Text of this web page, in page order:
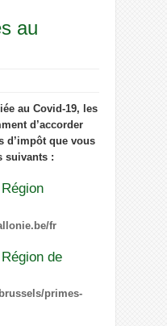
au
au Covid-19, les
d’accorder
d’impôt que vous
suivants :
fr
de
primes-